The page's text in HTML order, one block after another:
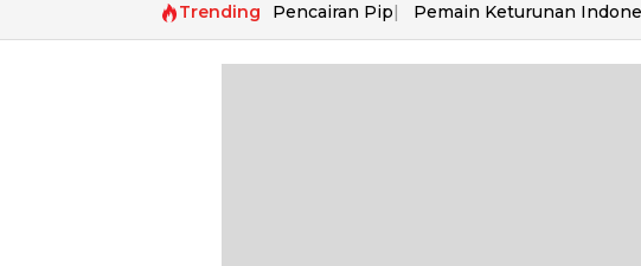
Trending Pencairan Pip Pemain Keturunan